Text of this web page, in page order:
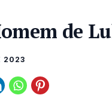
de
2023